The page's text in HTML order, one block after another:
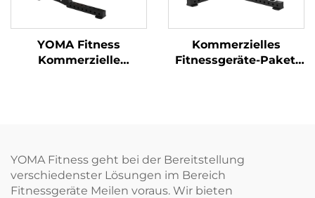
YOMA Fitness
Kommerzielle
Kniebeugen und
Beinbeuger
Trainingsausrüstung
Kommerzielles
Fitnessgeräte-Paket,
Ausrüstung
YOMA Fitness geht bei der Bereitstellung
verschiedenster Lösungen im Bereich
Fitnessgeräte Meilen voraus. Wir bieten